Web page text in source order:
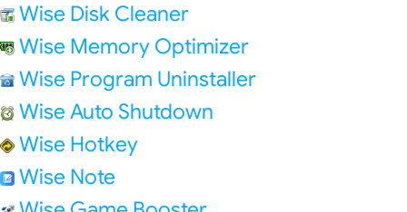
Wise Disk Cleaner
Wise Memory Optimizer
Wise Program Uninstaller
Wise Auto Shutdown
Wise Hotkey
Wise Note